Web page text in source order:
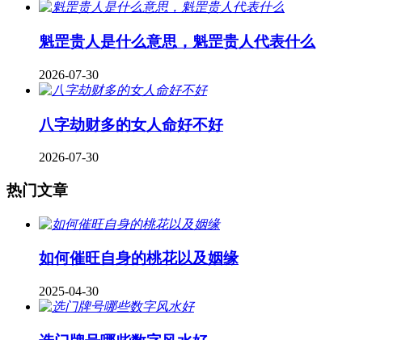
魁罡贵人是什么意思，魁罡贵人代表什么
2026-07-30
八字劫财多的女人命好不好
2026-07-30
热门文章
如何催旺自身的桃花以及姻缘
2025-04-30